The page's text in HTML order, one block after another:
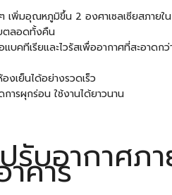
พิ่มอุณหภูมิขึ้น 2 องศาเซลเซียสภายใ
ตลอดทั้งคืน
บคทีเรียและไวรัสเพื่ออากาศที่สะอาดก
งเย็นได้อย่างรวดเร็ว
ารผุกร่อน ใช้งานได้ยาวนาน
รับอากาศภ
คาร